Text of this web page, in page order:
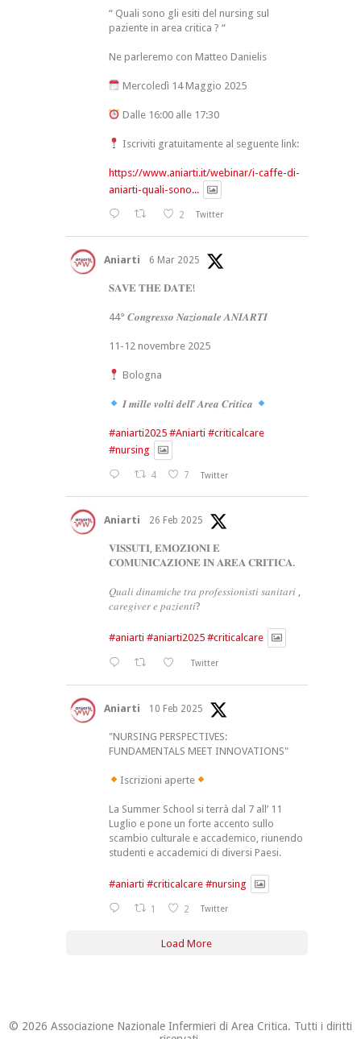
“ Quali sono gli esiti del nursing sul
paziente in area critica ? “
Ne parleremo con Matteo Danielis
Mercoledì 14 Maggio 2025
Dalle 16:00 alle 17:30
Iscriviti gratuitamente al seguente link:
https://www.aniarti.it/webinar/i-caffe-di-
aniarti-quali-sono...
2 Twitter
Aniarti 6 Mar 2025
𝐒𝐀𝐕𝐄 𝐓𝐇𝐄 𝐃𝐀𝐓𝐄!
44° 𝑪𝒐𝒏𝒈𝒓𝒆𝒔𝒔𝒐 𝑵𝒂𝒛𝒊𝒐𝒏𝒂𝒍𝒆 𝑨𝑵𝑰𝑨𝑹𝑻𝑰
11-12 novembre 2025
Bologna
𝑰 𝒎𝒊𝒍𝒍𝒆 𝒗𝒐𝒍𝒕𝒊 𝒅𝒆𝒍𝒍’ 𝑨𝒓𝒆𝒂 𝑪𝒓𝒊𝒕𝒊𝒄𝒂
#aniarti2025 #Aniarti #criticalcare
#nursing
4 7 Twitter
Aniarti 26 Feb 2025
𝐕𝐈𝐒𝐒𝐔𝐓𝐈, 𝐄𝐌𝐎𝐙𝐈𝐎𝐍𝐈 𝐄
𝐂𝐎𝐌𝐔𝐍𝐈𝐂𝐀𝐙𝐈𝐎𝐍𝐄 𝐈𝐍 𝐀𝐑𝐄𝐀 𝐂𝐑𝐈𝐓𝐈𝐂𝐀.
𝑄𝑢𝑎𝑙𝑖 𝑑𝑖𝑛𝑎𝑚𝑖𝑐ℎ𝑒 𝑡𝑟𝑎 𝑝𝑟𝑜𝑓𝑒𝑠𝑠𝑖𝑜𝑛𝑖𝑠𝑡𝑖 𝑠𝑎𝑛𝑖𝑡𝑎𝑟𝑖 ,
𝑐𝑎𝑟𝑒𝑔𝑖𝑣𝑒𝑟 𝑒 𝑝𝑎𝑧𝑖𝑒𝑛𝑡𝑖?
#aniarti #aniarti2025 #criticalcare
Twitter
Aniarti 10 Feb 2025
"NURSING PERSPECTIVES:
FUNDAMENTALS MEET INNOVATIONS"
Iscrizioni aperte
La Summer School si terrà dal 7 all’ 11
Luglio e pone un forte accento sullo
scambio culturale e accademico, riunendo
studenti e accademici di diversi Paesi.
#aniarti #criticalcare #nursing
1 2 Twitter
Load More
© 2026 Associazione Nazionale Infermieri di Area Critica. Tutti i diritti